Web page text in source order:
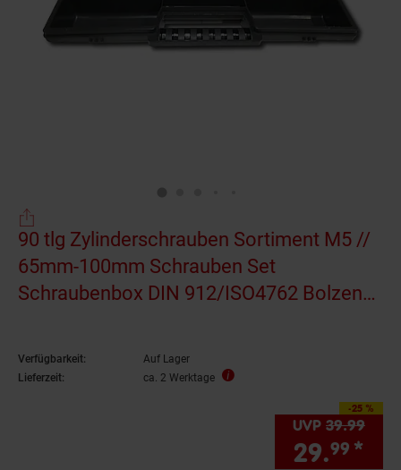
90 tlg Zylinderschrauben Sortiment M5 //
65mm-100mm Schrauben Set
Schraubenbox DIN 912/ISO4762 Bolzen
Zylinderkopfschrauben
Verfügbarkeit:
Auf Lager
Lieferzeit:
ca. 2 Werktage
-25 %
Sie Sparen 25
UVP 39.99
29.99 *